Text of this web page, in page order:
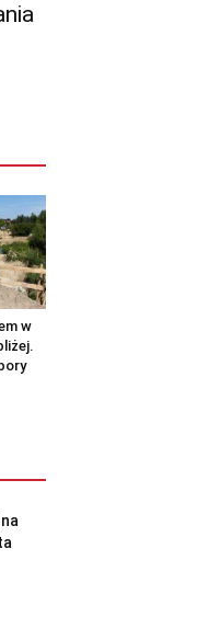
w